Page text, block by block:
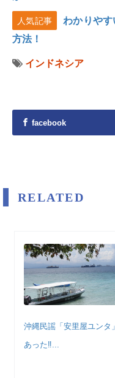
人気記事
わかりや
方法！
インドネシア
facebook
RELATED
沖縄民謡「安里屋ユンタ
あった‼...